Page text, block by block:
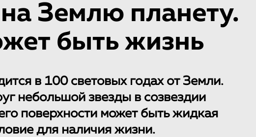
Землю планету.
быть жизнь
в 100 световых годах от Земли.
небольшой звезды в созвездии
поверхности может быть жидкая
для наличия жизни.